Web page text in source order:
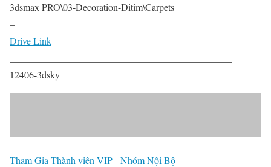
3dsmax PRO\03-Decoration-Ditim\Carpets
–
Drive Link
12406-3dsky
Tham Gia Thành viên VIP - Nhóm Nội Bộ